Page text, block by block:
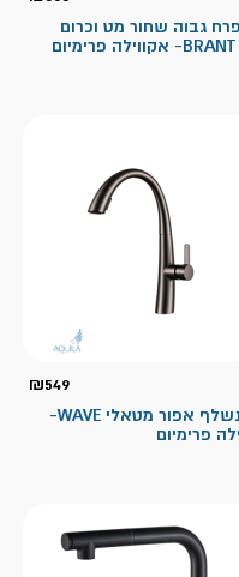
גבוה שחור מט וכרום
₪549
ברז נשלף אפור מטאלי WAVE-
פרימיום